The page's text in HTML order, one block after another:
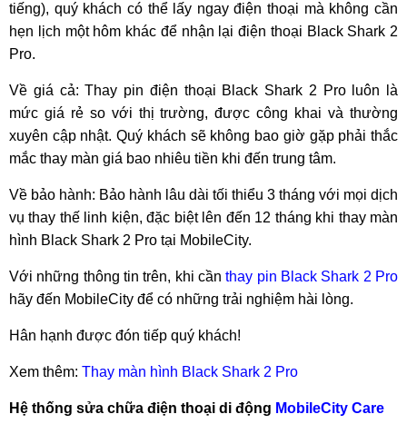
tiếng), quý khách có thể lấy ngay điện thoại mà không cần
hẹn lịch một hôm khác để nhận lại điện thoại Black Shark 2
Pro.
Về giá cả: Thay pin điện thoại Black Shark 2 Pro luôn là
mức giá rẻ so với thị trường, được công khai và thường
xuyên cập nhật. Quý khách sẽ không bao giờ gặp phải thắc
mắc thay màn giá bao nhiêu tiền khi đến trung tâm.
Về bảo hành: Bảo hành lâu dài tối thiểu 3 tháng với mọi dịch
vụ thay thế linh kiện, đặc biệt lên đến 12 tháng khi thay màn
hình Black Shark 2 Pro tại MobileCity.
Với những thông tin trên, khi cầnthay pin Black Shark 2 Pro
hãy đến MobileCity để có những trải nghiệm hài lòng.
Hân hạnh được đón tiếp quý khách!
Xem thêm: Thay màn hình Black Shark 2 Pro
Hệ thống sửa chữa điện thoại di động MobileCity Care